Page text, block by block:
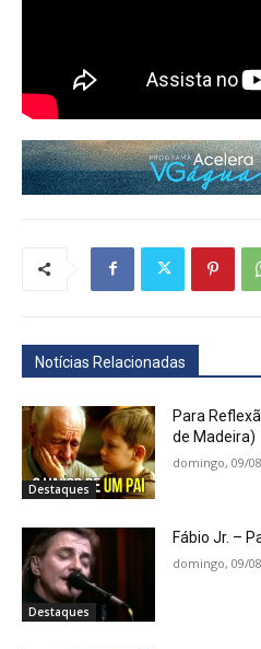
Notícias Relacionadas
Destaques
Para
de Madeira)
domingo, 09/
Destaques
Fábio Jr. –
domingo, 09/